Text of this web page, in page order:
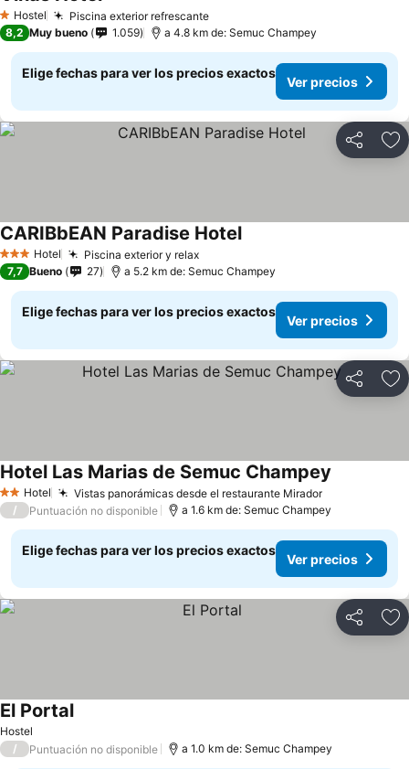
1 Estrellas
Hostel Piscina exterior refrescanteVer precios
Ver precios
8,2 Muy bueno 1.059 a 4.8 km de: Semuc Champey
Elige fechas para ver los precios exactos
Ver precios
Compartir
3 Estrellas
Hotel Piscina exterior y relaxVer precios
CARIBbEAN Paradise HotelVer precios
7,7 Bueno 27 a 5.2 km de: Semuc Champey
Elige fechas para ver los precios exactos
Ver precios
Compartir
2 Estrellas
Hotel Vistas panorámicas desde el restaurante MiradorVer precios
Hotel Las Marias de Semuc Champey
/ Puntuación no disponible a 1.6 km de: Semuc Champey
Elige fechas para ver los precios exactos
Ver precios
Compartir
Hostel
El PortalVer precios
/ Puntuación no disponible a 1.0 km de: Semuc Champey